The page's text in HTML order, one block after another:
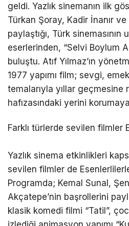
geldi. Yazlık sinemanın ilk
Türkan Şoray, Kadir İnanır
paylaştığı, Türk sinemasının
eserlerinden, “Selvi Boylum
buluştu. Atıf Yılmaz’ın
1977 yapımı film; sevgi,
temalarıyla yıllar geçmesine
hafızasındaki yerini
Farklı türlerde sevilen filmler
Yazlık sinema etkinlikleri
sevilen filmler de
Programda; Kemal Sunal,
Akçatepe’nin başrollerini
klasik komedi filmi “Tatil”,